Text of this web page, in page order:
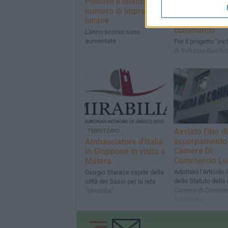
numero di imprese
lucane
L'anno scorso sono
aumentate
finanziaria:
in Camera di
commercio
Per il progetto
di Sviluppo
TERRITORIO
Ambasciatore d’Italia
in Giappone in visita a
Matera
Giorgio Starace ospite della
città dei Sassi per la rete
"Mirabilia"
Avviato l'iter di
Camere Di
Commercio
Adottato l’Articolo
dello Statuto della
Camera di